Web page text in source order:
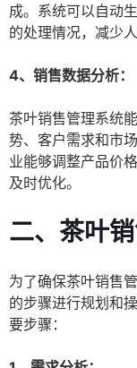
成。系统可以自动
的处理情况，减少
4、销售数据分析：
茶叶销售管理系统
势、客户需求和市
业能够调整产品价
及时优化。
二、茶叶
为了确保茶叶销售
的步骤进行规划和
要步骤：